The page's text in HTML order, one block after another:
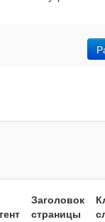
Заголовок
страницы